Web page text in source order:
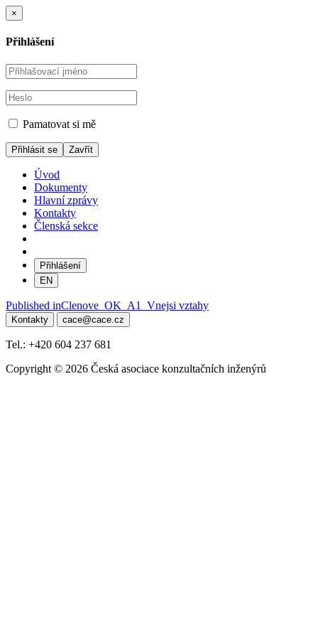
×
Přihlášení
Pamatovat si mě
Zavřít
Úvod
Dokumenty
Hlavní zprávy
Kontakty
Členská sekce
Přihlášení
EN
Navigace
pro
příspěvek
Published inClenove_OK_A1_Vnejsi vztahy
Kontakty cace@cace.cz
Tel.: +420 604 237 681
Copyright © 2026 Česká asociace konzultačních inženýrů